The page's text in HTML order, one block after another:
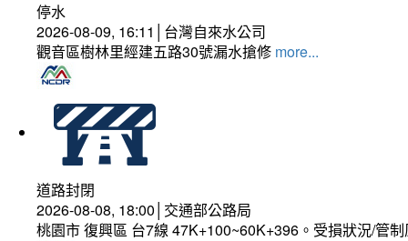
停水
2026-08-09, 16:11│台灣自來水公司
觀音區樹林里經建五路30號漏水搶修 more...
道路封閉
2026-08-08, 18:00│交通部公路局
桃園市 復興區 台7線 47K+100~60K+396。受損狀況/管